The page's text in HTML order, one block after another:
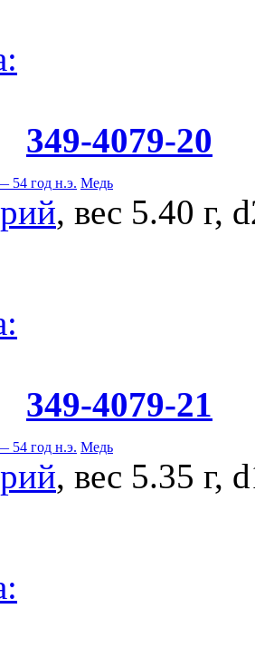
349-4079-20
54 год н.э. Медь
, вес 5.40 г,
349-4079-21
54 год н.э. Медь
, вес 5.35 г,